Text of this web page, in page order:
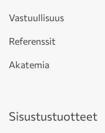
Vastuullisuus
Referenssit
Akatemia
Sisustustuotteet